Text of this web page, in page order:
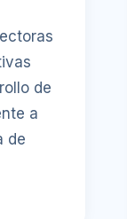
de
a
de